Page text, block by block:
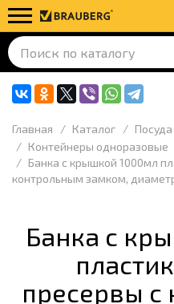
Главная Каталог Посуда
Контейнеры одноразовые
Банка с крышкой 1000мл
контрольным замком,
Банка с
пресервы с